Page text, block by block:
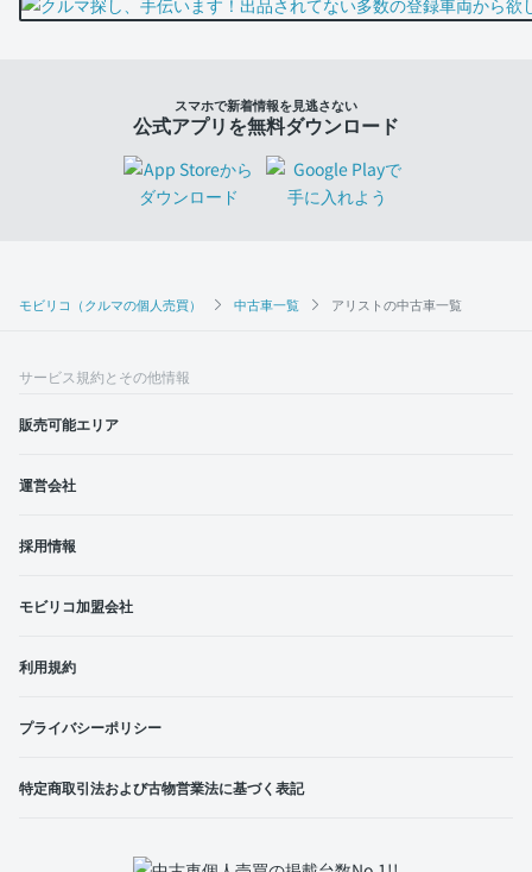
モビリコ（クルマの個人売買） 中古車一覧 アリストの中古車一覧
スマホで新着情報を見逃さない
公式アプリを無料ダウンロード
サービス規約とその他情報
販売可能エリア
運営会社
採用情報
モビリコ加盟会社
利用規約
プライバシーポリシー
特定商取引法および古物営業法に基づく表記